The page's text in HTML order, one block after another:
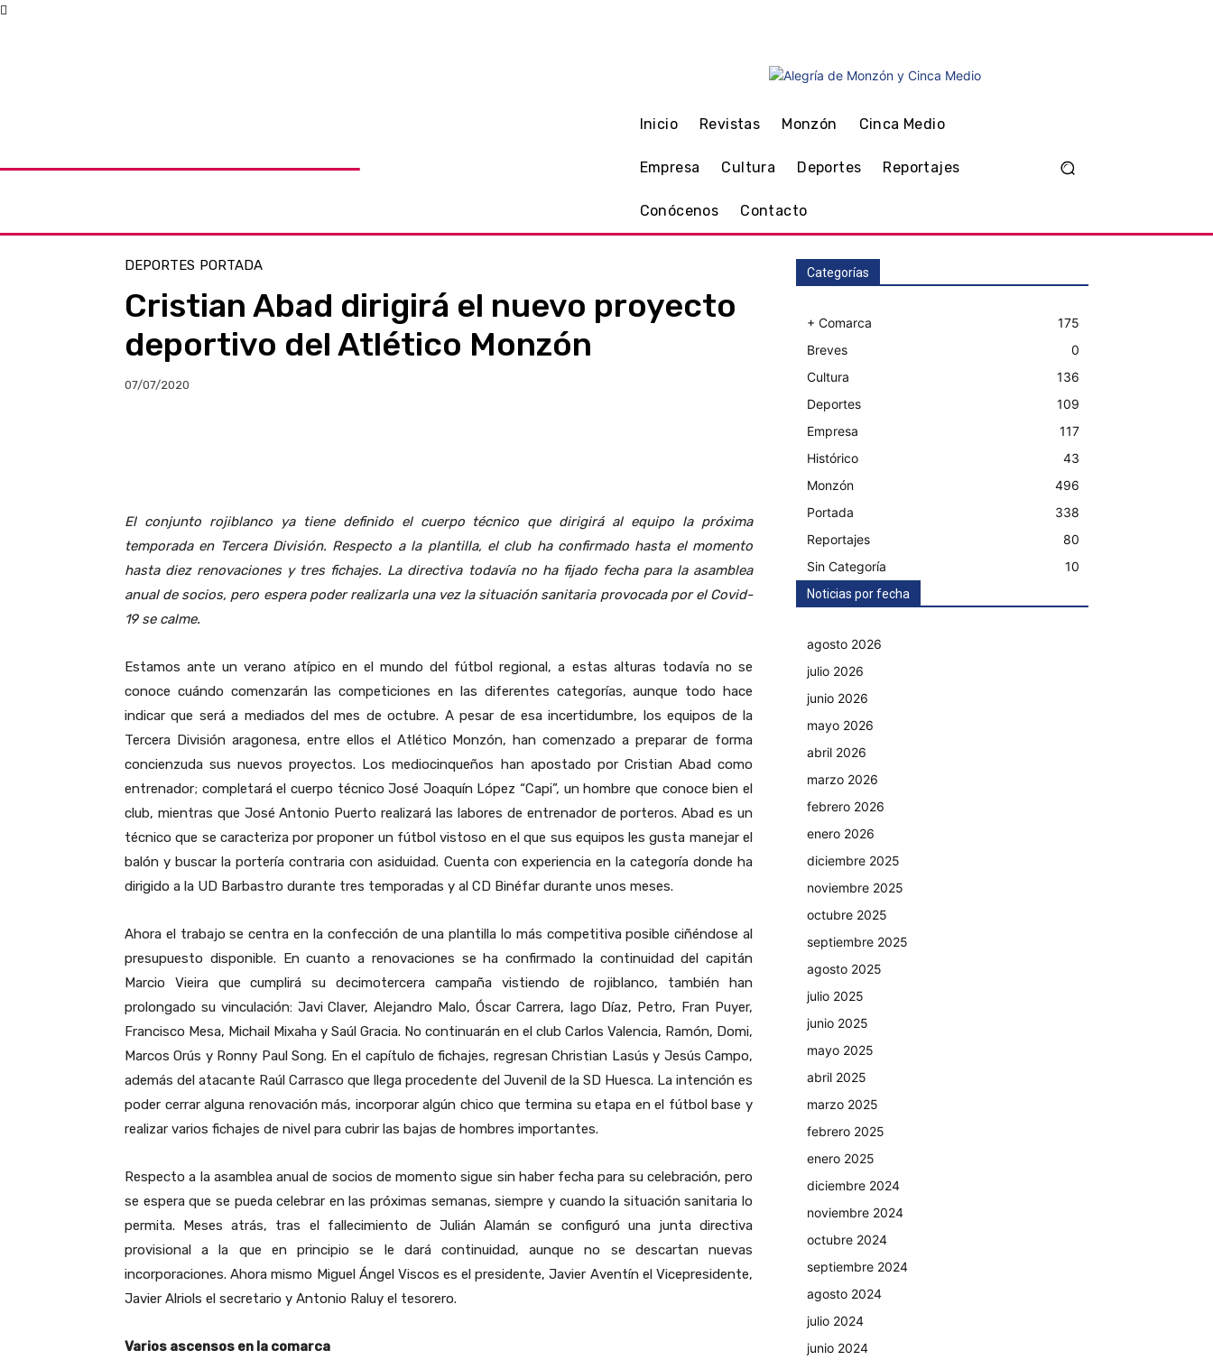
Inicio Revistas Monzón Cinca Medio
Empresa Cultura Deportes Reportajes
Conócenos Contacto
DEPORTES PORTADA
Cristian Abad dirigirá el nuevo proyecto
deportivo del Atlético Monzón
07/07/2020
El conjunto rojiblanco ya tiene definido el cuerpo técnico que dirigirá al equipo la próxima
temporada en Tercera División. Respecto a la plantilla, el club ha confirmado hasta el momento
hasta diez renovaciones y tres fichajes. La directiva todavía no ha fijado fecha para la asamblea
anual de socios, pero espera poder realizarla una vez la situación sanitaria provocada por el Covid-
19 se calme.
Estamos ante un verano atípico en el mundo del fútbol regional, a estas alturas todavía no se
conoce cuándo comenzarán las competiciones en las diferentes categorías, aunque todo hace
indicar que será a mediados del mes de octubre. A pesar de esa incertidumbre, los equipos de la
Tercera División aragonesa, entre ellos el Atlético Monzón, han comenzado a preparar de forma
concienzuda sus nuevos proyectos. Los mediocinqueños han apostado por Cristian Abad como
entrenador; completará el cuerpo técnico José Joaquín López “Capi”, un hombre que conoce bien el
club, mientras que José Antonio Puerto realizará las labores de entrenador de porteros. Abad es un
técnico que se caracteriza por proponer un fútbol vistoso en el que sus equipos les gusta manejar el
balón y buscar la portería contraria con asiduidad. Cuenta con experiencia en la categoría donde ha
dirigido a la UD Barbastro durante tres temporadas y al CD Binéfar durante unos meses.
Ahora el trabajo se centra en la confección de una plantilla lo más competitiva posible ciñéndose al
presupuesto disponible. En cuanto a renovaciones se ha confirmado la continuidad del capitán
Marcio Vieira que cumplirá su decimotercera campaña vistiendo de rojiblanco, también han
prolongado su vinculación: Javi Claver, Alejandro Malo, Óscar Carrera, Iago Díaz, Petro, Fran Puyer,
Francisco Mesa, Michail Mixaha y Saúl Gracia. No continuarán en el club Carlos Valencia, Ramón, Domi,
Marcos Orús y Ronny Paul Song. En el capítulo de fichajes, regresan Christian Lasús y Jesús Campo,
además del atacante Raúl Carrasco que llega procedente del Juvenil de la SD Huesca. La intención es
poder cerrar alguna renovación más, incorporar algún chico que termina su etapa en el fútbol base y
realizar varios fichajes de nivel para cubrir las bajas de hombres importantes.
Respecto a la asamblea anual de socios de momento sigue sin haber fecha para su celebración, pero
se espera que se pueda celebrar en las próximas semanas, siempre y cuando la situación sanitaria lo
permita. Meses atrás, tras el fallecimiento de Julián Alamán se configuró una junta directiva
provisional a la que en principio se le dará continuidad, aunque no se descartan nuevas
incorporaciones. Ahora mismo Miguel Ángel Viscos es el presidente, Javier Aventín el Vicepresidente,
Javier Alriols el secretario y Antonio Raluy el tesorero.
Varios ascensos en la comarca
Categorías
+ Comarca
175
Breves
0
Cultura
136
Deportes
109
Empresa
117
Histórico
43
Monzón
496
Portada
338
Reportajes
80
Sin Categoría
10
Noticias por fecha
agosto 2026
julio 2026
junio 2026
mayo 2026
abril 2026
marzo 2026
febrero 2026
enero 2026
diciembre 2025
noviembre 2025
octubre 2025
septiembre 2025
agosto 2025
julio 2025
junio 2025
mayo 2025
abril 2025
marzo 2025
febrero 2025
enero 2025
diciembre 2024
noviembre 2024
octubre 2024
septiembre 2024
agosto 2024
julio 2024
junio 2024